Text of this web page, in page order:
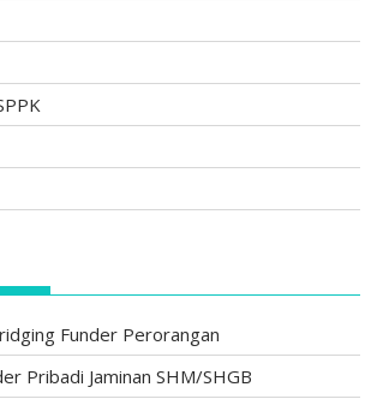
Funder Perorangan
Pribadi Jaminan SHM/SHGB